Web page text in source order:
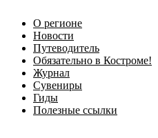
О регионе
Новости
Путеводитель
Обязательно в Костроме!
Журнал
Сувениры
Гиды
Полезные ссылки